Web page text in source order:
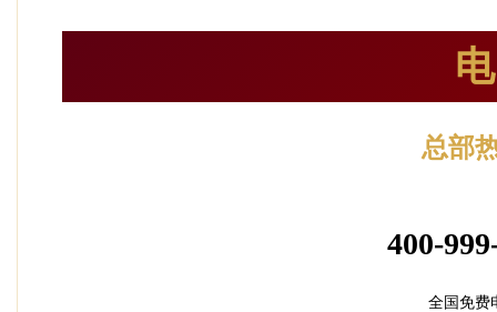
电
总部
400-
全国免费